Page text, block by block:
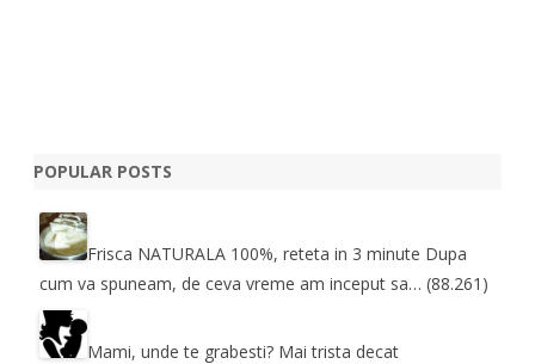
POPULAR POSTS
Frisca NATURALA 100%, reteta in 3 minute Dupa
cum va spuneam, de ceva vreme am inceput sa… (88.261)
Mami, unde te grabesti? Mai trista decat